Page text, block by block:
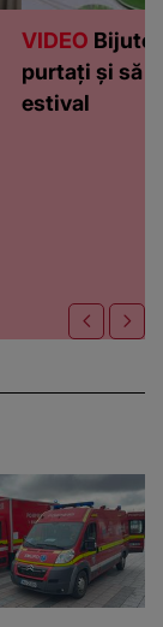
VIDEO
purtați și să
estival